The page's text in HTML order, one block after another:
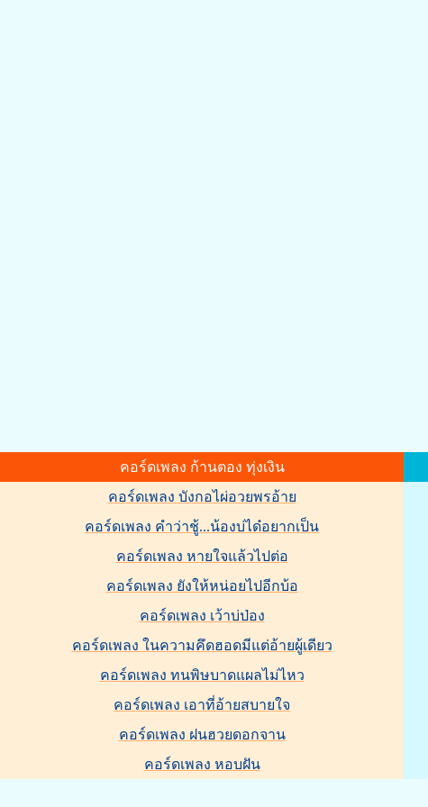
คอร์ดเพลง ก้านตอง ทุ่งเงิน
คอร์ดเพลง บังกอไผ่อวยพรอ้าย
คอร์ดเพลง คำว่าชู้...น้องบ่ได๋อยากเป็น
คอร์ดเพลง หายใจแล้วไปต่อ
คอร์ดเพลง ยังให้หน่อยไปอีกบ้อ
คอร์ดเพลง เว้าบ่ป่อง
คอร์ดเพลง ในความคึดฮอดมีแต่อ้ายผู้เดียว
คอร์ดเพลง ทนพิษบาดแผลไม่ไหว
คอร์ดเพลง เอาที่อ้ายสบายใจ
คอร์ดเพลง ฝนฮวยดอกจาน
คอร์ดเพลง หอบฝัน